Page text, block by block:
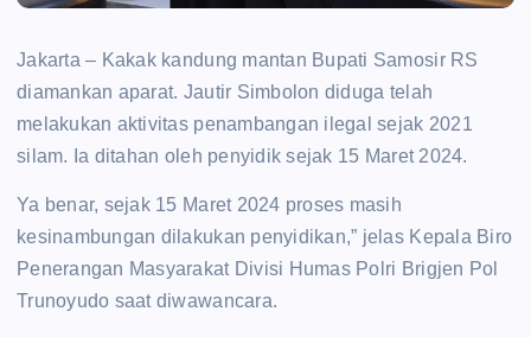
Jakarta – Kakak kandung mantan Bupati Samosir RS
diamankan aparat. Jautir Simbolon diduga telah
melakukan aktivitas penambangan ilegal sejak 2021
silam. Ia ditahan oleh penyidik sejak 15 Maret 2024.
Ya benar, sejak 15 Maret 2024 proses masih
kesinambungan dilakukan penyidikan,” jelas Kepala Biro
Penerangan Masyarakat Divisi Humas Polri Brigjen Pol
Trunoyudo saat diwawancara.